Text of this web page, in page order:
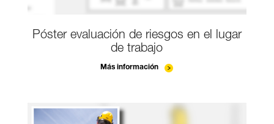
Póster evaluación de riesgos en el lugar
de trabajo
Más información